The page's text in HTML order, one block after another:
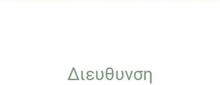
Διευθυνση